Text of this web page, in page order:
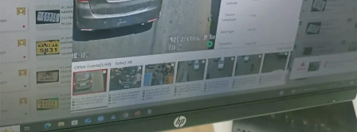
ഇന്ത്യപാക് യുദ്ധം അവസാനിച്ചതോടെ,
ലോകമെമ്പാടുമുള്ള ചൈനീസ് എംബസികള്‍ക്ക്
ചൈനീസ് പ്രതിരോധ ഉപകരണങ്ങളെ
പ്രോത്സാഹിപ്പിക്കുന്ന തരത്തിലുള്ള വ്യാജ
വീഡിയോകള്‍ പ്രചരിപ്പിക്കാന്‍ നിര്‍ദ്ദേശം
നല്‍കിയിരുന്നു എന്നും യു.എസ് റിപ്പോര്‍ട്ട് പറയുന്നു.